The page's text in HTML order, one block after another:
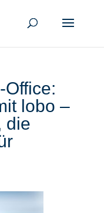
Office:
lobo –
die